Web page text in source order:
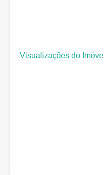
Visualizações do Imóvel